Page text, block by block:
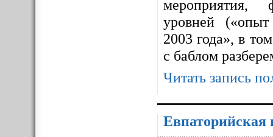
мероприятия,
уровней
2003 года», в
с баблом
Читать запись
Евпаторийская